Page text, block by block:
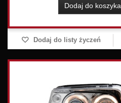
Dodaj do koszyka
Dodaj do listy życzeń